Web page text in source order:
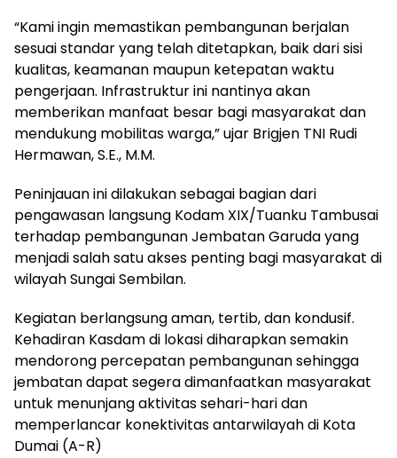
“Kami ingin memastikan pembangunan berjalan
sesuai standar yang telah ditetapkan, baik dari sisi
kualitas, keamanan maupun ketepatan waktu
pengerjaan. Infrastruktur ini nantinya akan
memberikan manfaat besar bagi masyarakat dan
mendukung mobilitas warga,” ujar Brigjen TNI Rudi
Hermawan, S.E., M.M.
Peninjauan ini dilakukan sebagai bagian dari
pengawasan langsung Kodam XIX/Tuanku Tambusai
terhadap pembangunan Jembatan Garuda yang
menjadi salah satu akses penting bagi masyarakat di
wilayah Sungai Sembilan.
Kegiatan berlangsung aman, tertib, dan kondusif.
Kehadiran Kasdam di lokasi diharapkan semakin
mendorong percepatan pembangunan sehingga
jembatan dapat segera dimanfaatkan masyarakat
untuk menunjang aktivitas sehari-hari dan
memperlancar konektivitas antarwilayah di Kota
Dumai (A-R)